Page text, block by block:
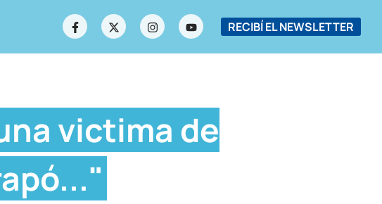
RECIBÍ EL NEWSLETTER
victima de